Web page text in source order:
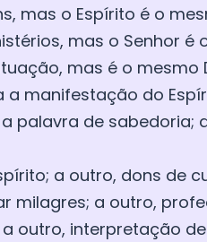
mas o Espírito é o
mas o Senhor é
mas é o
a manifestação do
palavra de
a outro, dons de
milagres; a outro,
outro, interpretação